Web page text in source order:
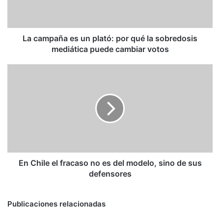
sobredosis
mediáticaLa campaña es un plató: por qué la sobredosis
mediática puede cambiar votos
sino
En Chile el fracaso no es del modelo, sino de sus
defensores
Publicaciones relacionadas